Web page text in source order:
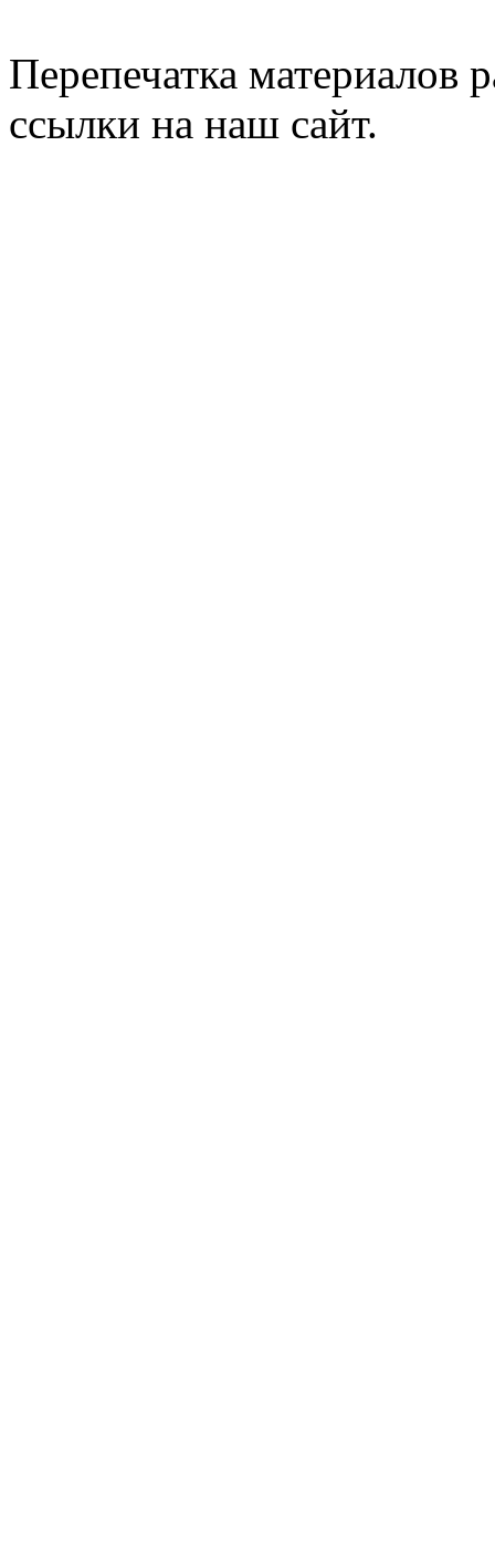
Перепечатка материалов
ссылки на наш сайт.